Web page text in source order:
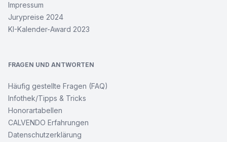
Impressum
Jurypreise 2024
KI-Kalender-Award 2023
FRAGEN UND ANTWORTEN
Häufig gestellte Fragen (FAQ)
Infothek/Tipps & Tricks
Honorartabellen
CALVENDO Erfahrungen
Datenschutzerklärung